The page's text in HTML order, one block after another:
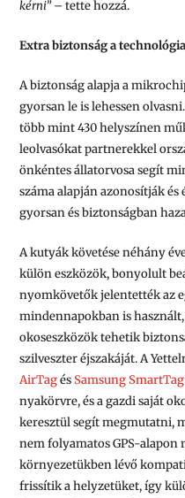
kérni”– tette hozzá.
Extra biztonság a
A biztonság alapja a
gyorsan le is lehessen
több mint 430 helyszínen
leolvasókat partnerekkel
önkéntes állatorvosa segít
száma alapján azonosítják
gyorsan és biztonságban
A kutyák követése néhány
külön eszközök, bonyolult
nyomkövetők jelentették az
mindennapokban is
okoseszközök tehetik
szilveszter éjszakáját. A
AirTagésSamsung SmartTag
nyakörvre, és a gazdi saját
keresztül segít megmutatni,
nem folyamatos GPS-alapon
környezetükben lévő
frissítik a helyzetüket, így